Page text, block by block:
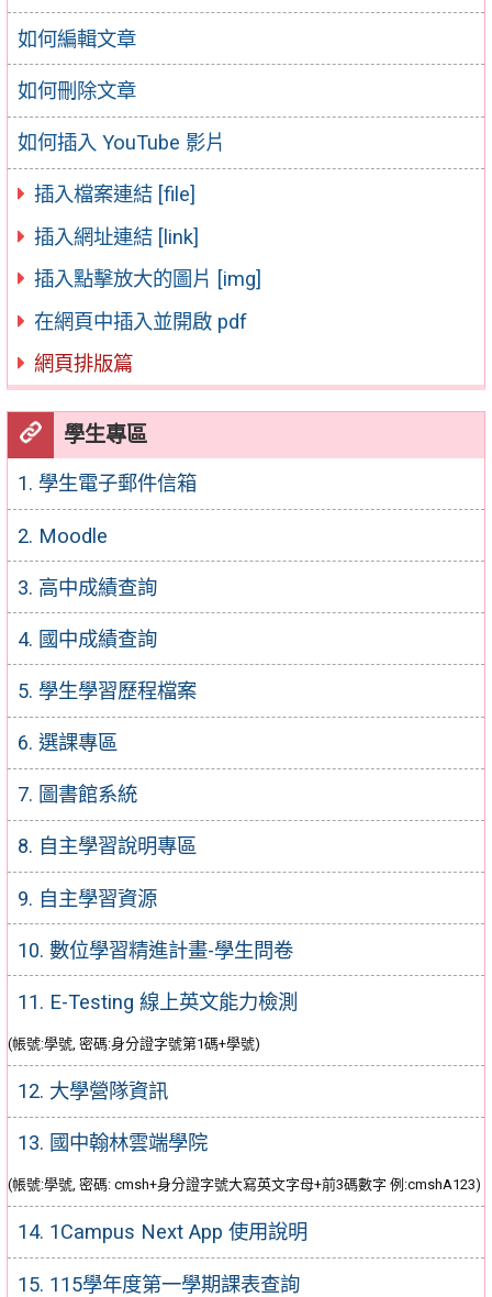
如何編輯文章
如何刪除文章
如何插入 YouTube 影片
插入檔案連結 [file]
插入網址連結 [link]
插入點擊放大的圖片 [img]
在網頁中插入並開啟 pdf
網頁排版篇
學生專區
1. 學生電子郵件信箱
2. Moodle
3. 高中成績查詢
4. 國中成績查詢
5. 學生學習歷程檔案
6. 選課專區
7. 圖書館系統
8. 自主學習說明專區
9. 自主學習資源
10. 數位學習精進計畫-學生問卷
11. E-Testing 線上英文能力檢測
(帳號:學號, 密碼:身分證字號第1碼+學號)
12. 大學營隊資訊
13. 國中翰林雲端學院
(帳號:學號, 密碼: cmsh+身分證字號大寫英文字母+前3碼數字 例:cmshA123)
14. 1Campus Next App 使用說明
15. 115學年度第一學期課表查詢